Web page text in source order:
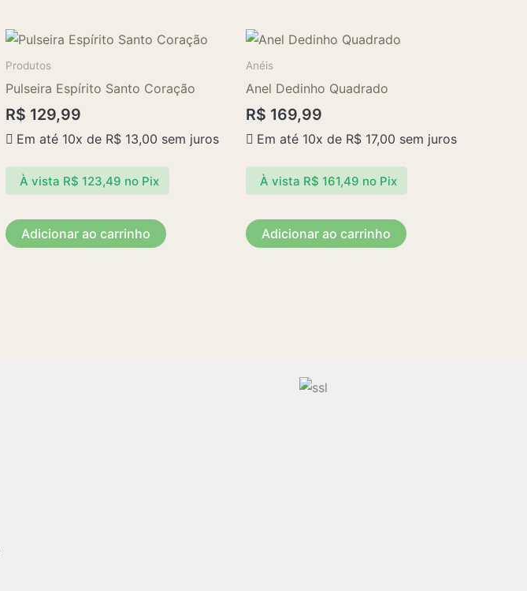
produto
produto
Produtos
Pulseira Espírito Santo Coração
R$ 129,99
Em até 10x de R$ 13,00 sem juros
À vista R$ 123,49 no Pix
Adicionar ao carrinho
Anéis
Anel Dedinho Quadrado
R$ 169,99
Em até 10x de R$ 17,00 sem juros
À vista R$ 161,49 no Pix
Adicionar ao carrinho